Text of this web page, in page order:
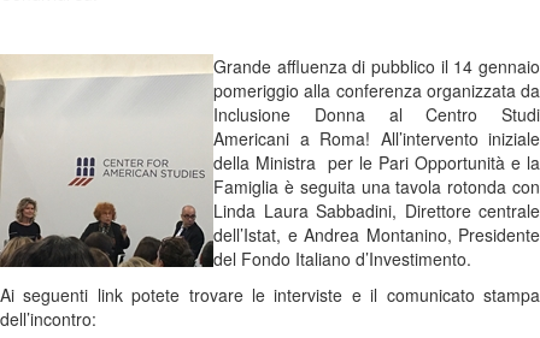
Grande affluenza di pubblico il 14 gennaio
pomeriggio alla conferenza organizzata da
Inclusione Donna al Centro Studi
Americani a Roma! All’intervento iniziale
della Ministra per le Pari Opportunità e la
Famiglia è seguita una tavola rotonda con
Linda Laura Sabbadini, Direttore centrale
dell’Istat, e Andrea Montanino, Presidente
del Fondo Italiano d’Investimento.
Ai seguenti link potete trovare le interviste e il comunicato stampa
dell’incontro: